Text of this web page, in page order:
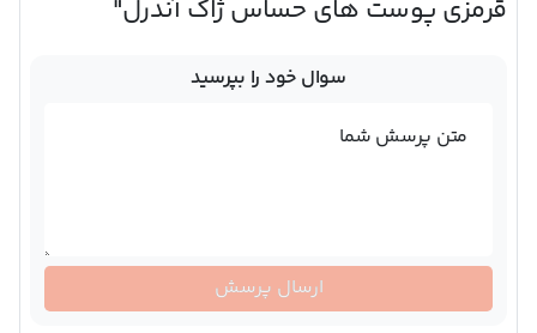
قرمزی پوست های حساس ژاک آندرل"
سوال خود را بپرسید
متن پرسش شما
ارسال پرسش